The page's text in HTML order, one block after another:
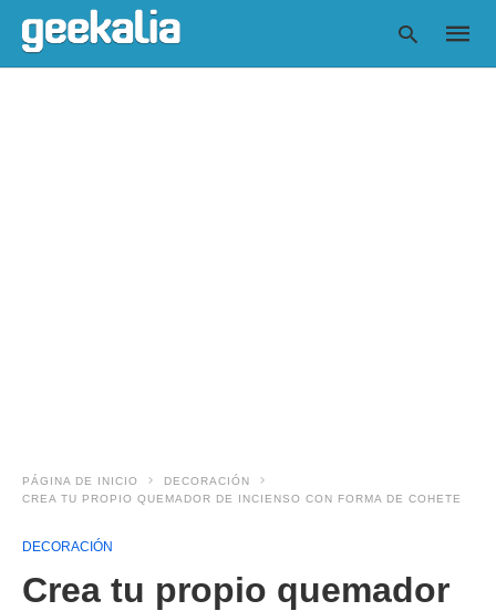
PÁGINA DE INICIO
DECORACIÓN
CREA TU PROPIO QUEMADOR DE INCIENSO CON FORMA DE COHETE
DECORACIÓN
Crea tu propio quemador